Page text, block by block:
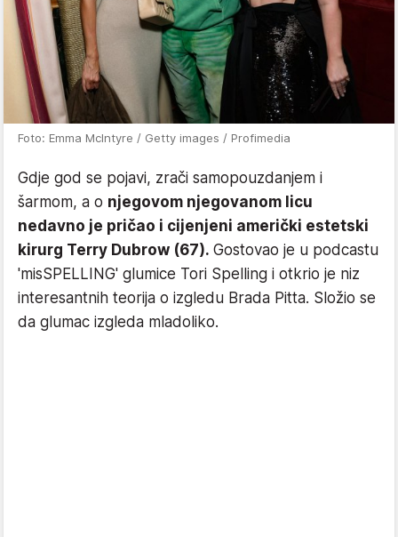
Foto: Emma McIntyre / Getty images / Profimedia
Gdje god se pojavi, zrači samopouzdanjem i
šarmom, a o njegovom njegovanom licu
nedavno je pričao i cijenjeni američki estetski
kirurg Terry Dubrow (67). Gostovao je u podcastu
'misSPELLING' glumice Tori Spelling i otkrio je niz
interesantnih teorija o izgledu Brada Pitta. Složio se
da glumac izgleda mladoliko.